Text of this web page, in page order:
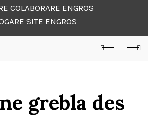
COLABORARE ENGROS
SITE ENGROS
grebla des